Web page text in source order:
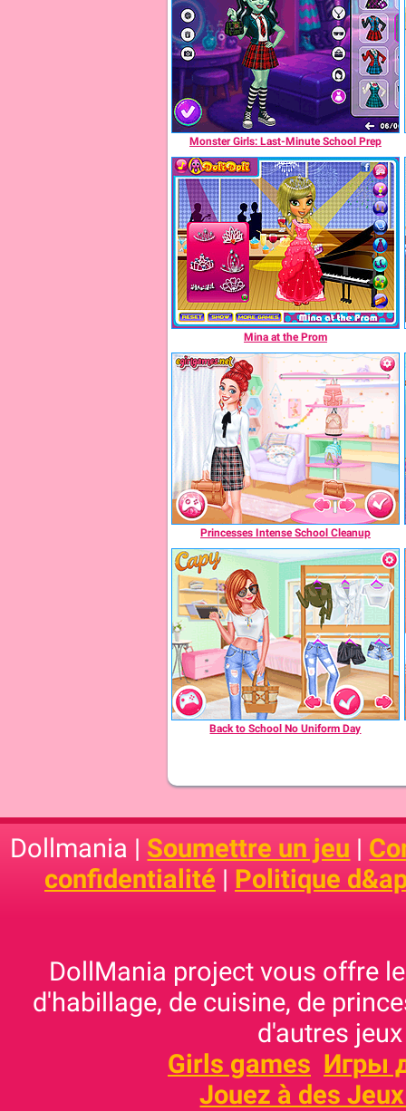
Monster Girls: Last-Minute School Prep
Mina at the Prom
Princesses Intense School Cleanup
Back to School No Uniform Day
Dollmania | Soumettre un jeu |
confidentialité | Politique
DollMania project vous offre
d'habillage, de cuisine, de
d'autres
Girls games Игры
Jouez à des